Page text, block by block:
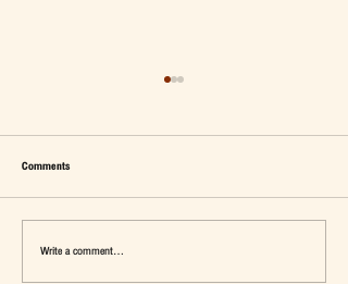
เมื่อ Self-concept ถูกเติมเต็ม Fashion อาจ
จะไม่ใช่คำตอบ
Comments
Write a comment...